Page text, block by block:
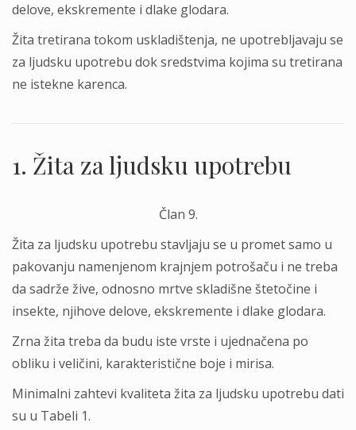
delove, ekskremente i dlake glodara.
Žita tretirana tokom uskladištenja, ne upotreblјavaju se
za lјudsku upotrebu dok sredstvima kojima su tretirana
ne istekne karenca.
1. Žita za lјudsku upotrebu
Član 9.
Žita za lјudsku upotrebu stavlјaju se u promet samo u
pakovanju namenjenom krajnjem potrošaču i ne treba
da sadrže žive, odnosno mrtve skladišne štetočine i
insekte, njihove delove, ekskremente i dlake glodara.
Zrna žita treba da budu iste vrste i ujednačena po
obliku i veličini, karakteristične boje i mirisa.
Minimalni zahtevi kvaliteta žita za lјudsku upotrebu dati
su u Tabeli 1.